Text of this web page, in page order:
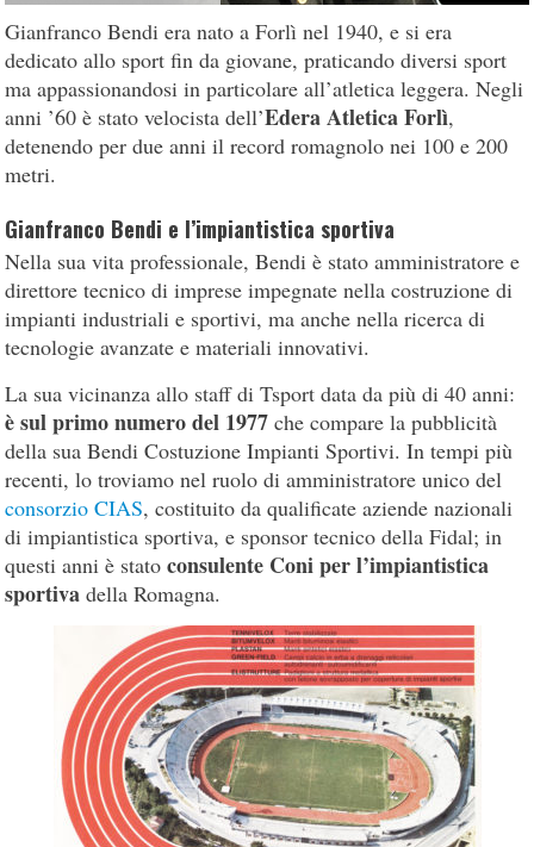
Gianfranco Bendi era nato a Forlì nel 1940, e si era
dedicato allo sport fin da giovane, praticando diversi sport
ma appassionandosi in particolare all’atletica leggera. Negli
anni ’60 è stato velocista dell’Edera Atletica Forlì,
detenendo per due anni il record romagnolo nei 100 e 200
metri.
Gianfranco Bendi e l’impiantistica sportiva
Nella sua vita professionale, Bendi è stato amministratore e
direttore tecnico di imprese impegnate nella costruzione di
impianti industriali e sportivi, ma anche nella ricerca di
tecnologie avanzate e materiali innovativi.
La sua vicinanza allo staff di Tsport data da più di 40 anni:
è sul primo numero del 1977 che compare la pubblicità
della sua Bendi Costuzione Impianti Sportivi. In tempi più
recenti, lo troviamo nel ruolo di amministratore unico del
consorzio CIAS, costituito da qualificate aziende nazionali
di impiantistica sportiva, e sponsor tecnico della Fidal; in
questi anni è statoconsulente Coni per l’impiantistica
sportiva della Romagna.